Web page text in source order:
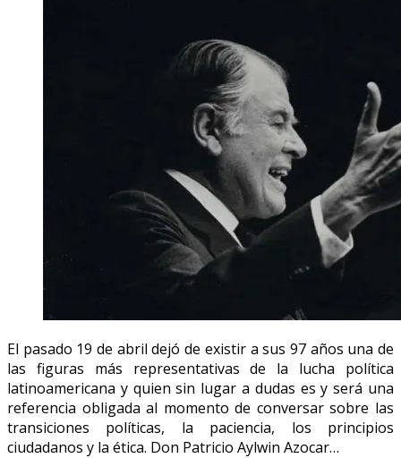
El pasado 19 de abril dejó de existir a sus 97 años una de
las figuras más representativas de la lucha política
latinoamericana y quien sin lugar a dudas es y será una
referencia obligada al momento de conversar sobre las
transiciones políticas, la paciencia, los principios
ciudadanos y la ética. Don Patricio Aylwin Azocar…